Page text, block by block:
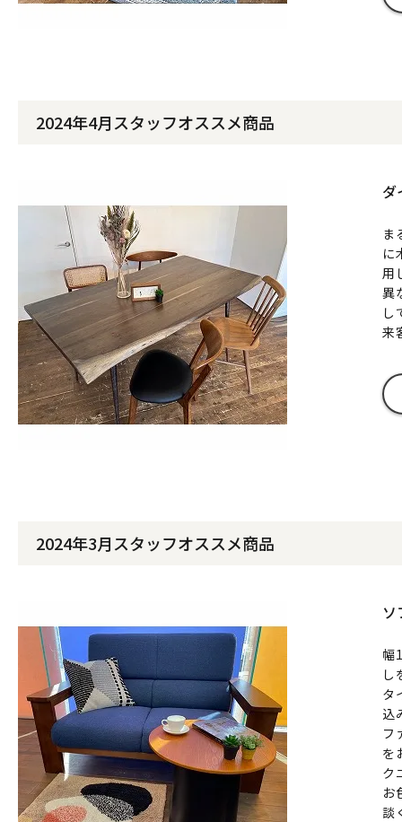
2024年4月スタッフオススメ商品
ダ
ま
に
用
異
し
来
2024年3月スタッフオススメ商品
幅
し
タ
込
フ
を
ク
お
談